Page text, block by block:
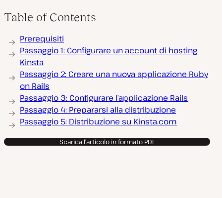
Table of Contents
Prerequisiti
Passaggio 1: Configurare un account di hosting
Kinsta
Passaggio 2: Creare una nuova applicazione Ruby
on Rails
Passaggio 3: Configurare l’applicazione Rails
Passaggio 4: Prepararsi alla distribuzione
Passaggio 5: Distribuzione su Kinsta.com
Scarica l'articolo in formato PDF